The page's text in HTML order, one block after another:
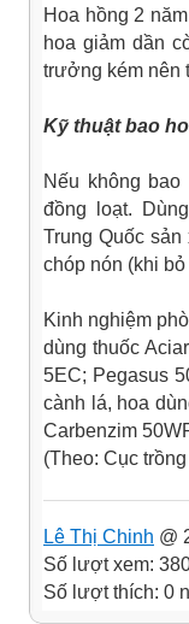
Hoa hồng 2
hoa giảm dần
trưởng kém nên
Kỹ thuật bao
Nếu không
đồng loạt.
Trung Quốc
chóp nón (khi
Kinh nghiệm
dùng thuốc
5EC; Pegasus
cành lá, hoa
Carbenzim
(Theo: Cục
Lê Thị Chinh @
Số lượt xem:
Số lượt thích: 0